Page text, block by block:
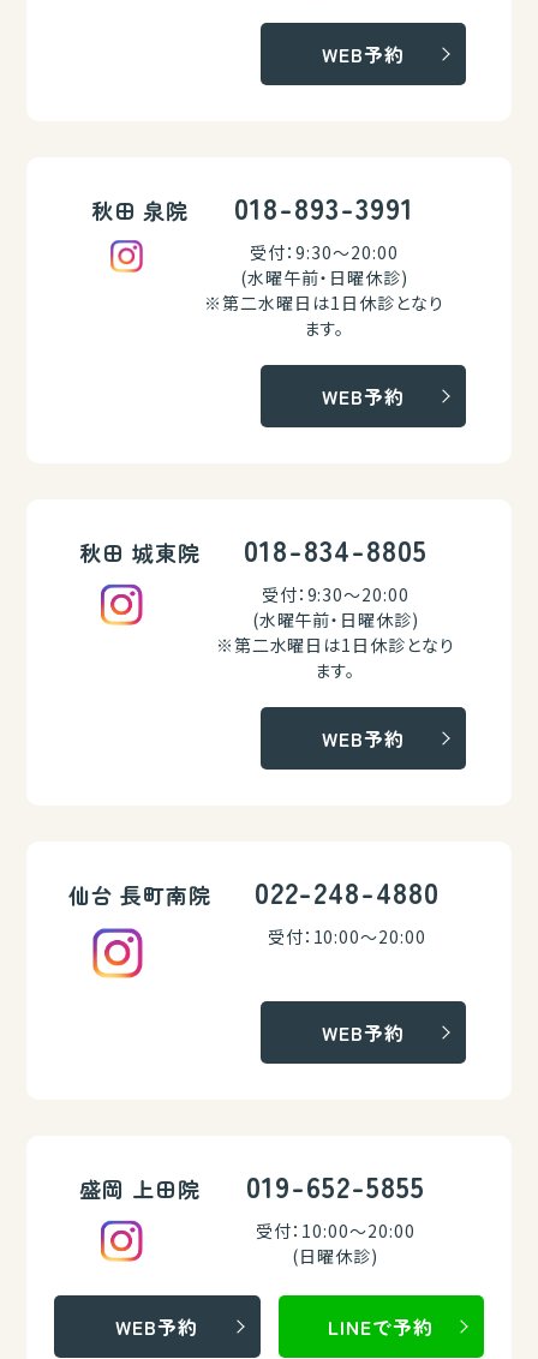
WEB予約
秋田 泉院 018-893-3991
受付：9:30～20:00
(水曜午前・日曜休診)
※第二水曜日は1日休診となり
ます。
WEB予約
秋田 城東院 018-834-8805
受付：9:30～20:00
(水曜午前・日曜休診)
※第二水曜日は1日休診となり
ます。
WEB予約
仙台 長町南院 022-248-4880
受付：10:00～20:00
WEB予約
盛岡 上田院 019-652-5855
受付：10:00～20:00
(日曜休診)
WEB予約 LINEで予約